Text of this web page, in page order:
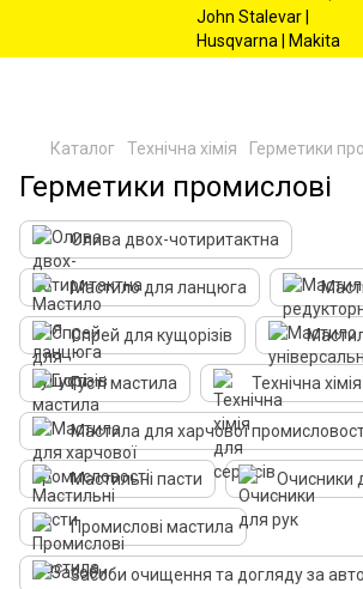
Каталог Технічна хімія Герметики
Герметики промислові
Олива двох-чотиритактна
Мастило для ланцюга
Спрей для кущорізів
Густі мастила Технічна
Мастила для харчової
Мастильні пасти Очисники
Промислові мастила
Засоби очищення та догляду за авто